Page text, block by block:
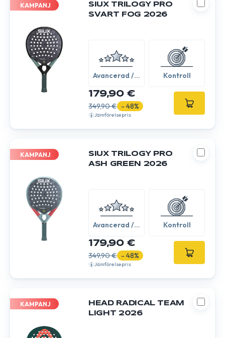
KAMPANJ
SIUX TRILOGY PRO
SVART FOG 2026
Avancerad /
Kontroll
179,90 €
349,90 € - 48%
Jämförelsepris
KAMPANJ
SIUX TRILOGY PRO
ASH GREEN 2026
Avancerad /
Kontroll
179,90 €
349,90 € - 48%
Jämförelsepris
KAMPANJ
HEAD RADICAL TEAM
LIGHT 2026